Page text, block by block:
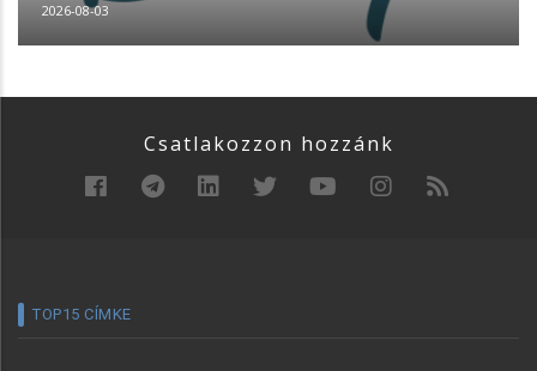
2026-08-03
Csatlakozzon hozzánk
TOP15 CÍMKE